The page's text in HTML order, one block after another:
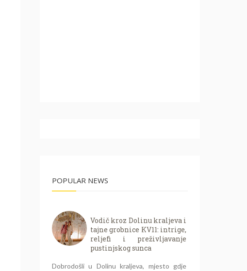
POPULAR NEWS
Vodič kroz Dolinu kraljeva i
tajne grobnice KV11: intrige,
reljefi i preživljavanje
pustinjskog sunca
Dobrodošli u Dolinu kraljeva, mjesto gdje